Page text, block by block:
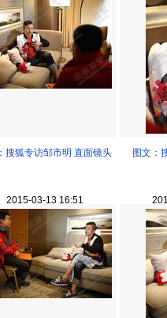
搜狐专访邹市明 直面镜头
2015-03-13 16:51
图文：